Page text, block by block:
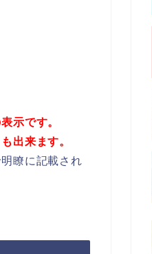
示です。
出来ます。
瞭に記載され